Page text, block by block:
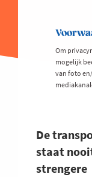
De
staat
strengere
Om
mogelijk
van foto